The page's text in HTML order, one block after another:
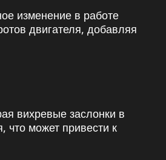
изменение в работе
двигателя, добавляя
вихревые заслонки в
что может привести к